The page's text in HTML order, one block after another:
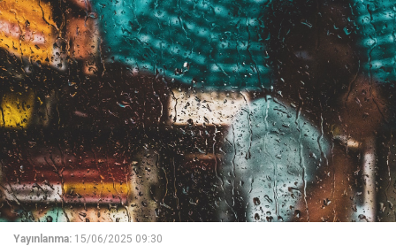
Yayınlanma: 15/06/2025 09:30